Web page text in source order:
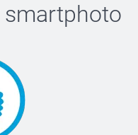
smartphoto